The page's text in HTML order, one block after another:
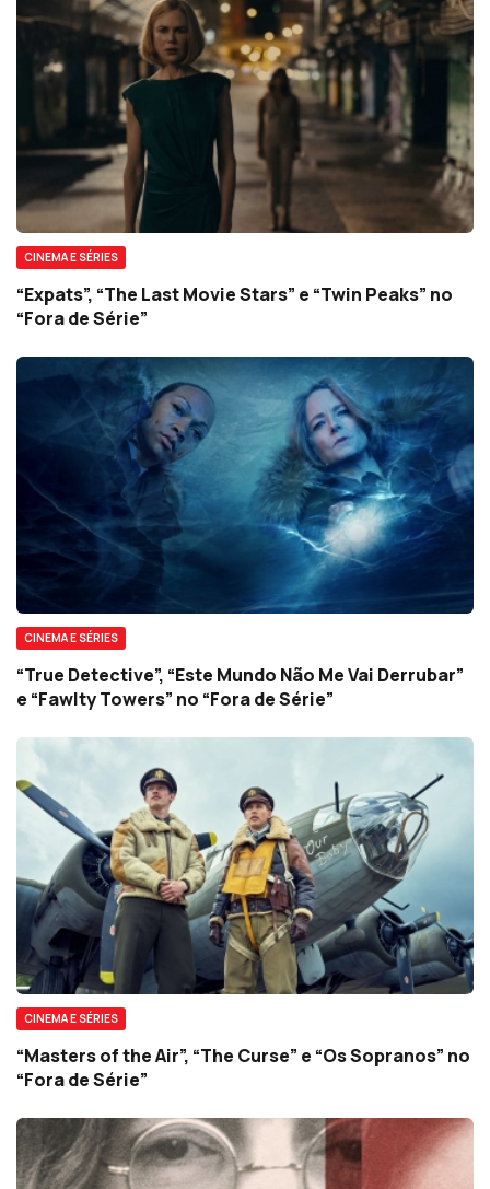
CINEMA E SÉRIES
“Expats”, “The Last Movie Stars” e “Twin Peaks” no
“Fora de Série”
CINEMA E SÉRIES
“True Detective”, “Este Mundo Não Me Vai Derrubar”
e “Fawlty Towers” no “Fora de Série”
CINEMA E SÉRIES
“Masters of the Air”, “The Curse” e “Os Sopranos” no
“Fora de Série”